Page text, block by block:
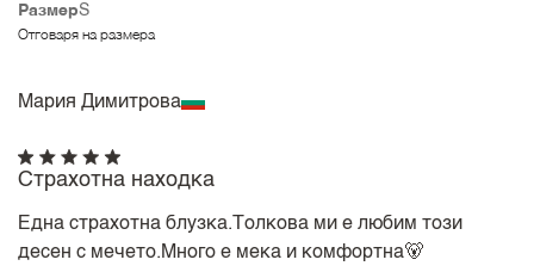
РазмерS
Отговаря на размера
Мария Димитрова
Страхотна находка
Една страхотна блузка.Толкова ми е любим този
десен с мечето.Много е мека и комфортна🐻